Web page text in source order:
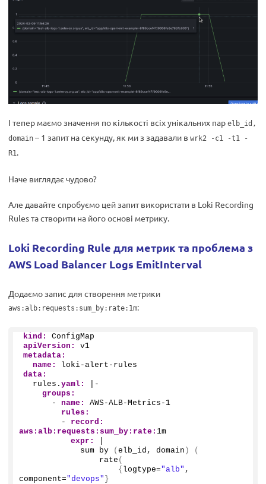
І тепер маємо значення по кількості всіх унікальних пар elb_id,
domain – 1 запит на секунду, як ми з задавали в wrk2 -c1 -t1 -
R1.
Наче виглядає чудово?
Але давайте спробуємо цей запит використати в Loki Recording
Rules та створити на його основі метрику.
Loki Recording Rule для метрик та проблема з
AWS Load Balancer Logs EmitInterval
Додаємо запис для створення метрики
aws:alb:requests:sum_by:rate:1m:
kind:
ConfigMap
apiVersion:
v1
metadata:
name:
loki-alert-rules
data:
  rules.
yaml:
|-
groups:
      -
name: AWS-ALB-Metrics- 1
rules:
        -
record:
aws: alb: requests: sum_by: rate: 1m
expr:
            sum by
( elb_id, domain )
(
                rate
(
{ logtype="alb" ,
component="devops" }